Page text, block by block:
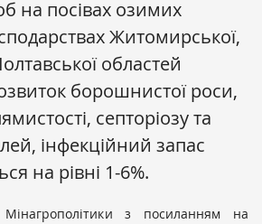
на посівах озимих
Житомирської,
областей
борошнистої роси,
септоріозу та
інфекційний запас
на рівні 1-6%.
з посиланням на